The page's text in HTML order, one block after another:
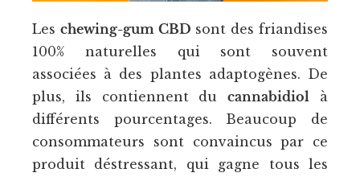
Les chewing-gum CBD sont des friandises
100% naturelles qui sont souvent
associées à des plantes adaptogènes. De
plus, ils contiennent ducannabidiol à
différents pourcentages. Beaucoup de
consommateurs sont convaincus par ce
produit déstressant, qui gagne tous les